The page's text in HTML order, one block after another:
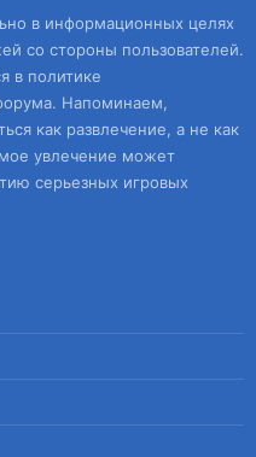
в информационных целях
со стороны пользователей.
в политике
Напоминаем,
как развлечение, а не как
увлечение может
серьезных игровых